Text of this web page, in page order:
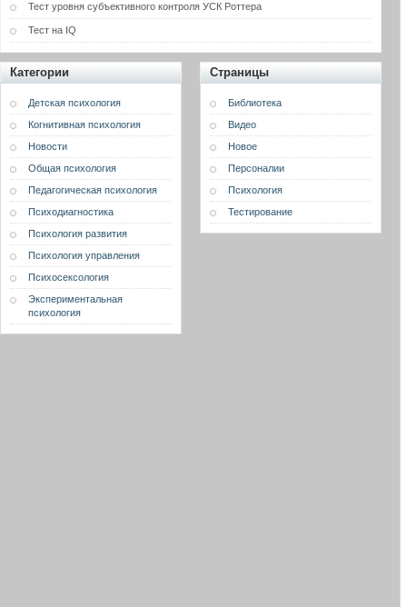
Тест уровня субъективного контроля УСК Роттера
Тест на IQ
Категории
Детская психология
Когнитивная психология
Новости
Общая психология
Педагогическая психология
Психодиагностика
Психология развития
Психология управления
Психосексология
Экспериментальная
психология
Страницы
Библиотека
Видео
Новое
Персоналии
Психология
Тестирование